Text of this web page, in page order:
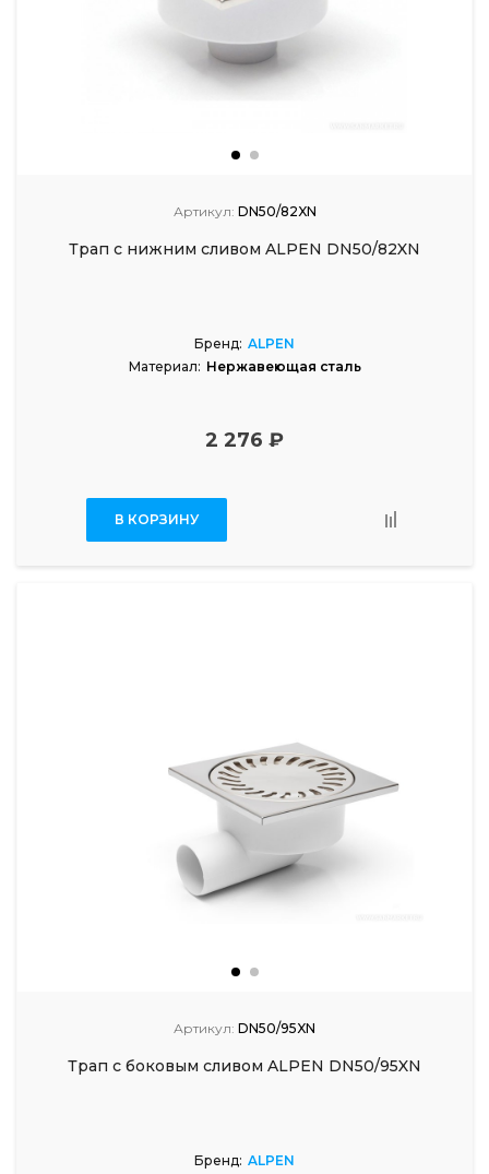
Артикул: DN50/82XN
Трап с нижним сливом ALPEN DN50/82XN
Бренд: ALPEN
Материал: Нержавеющая сталь
2 276 ₽
В КОРЗИНУ
Артикул: DN50/95XN
Трап с боковым сливом ALPEN DN50/95XN
Бренд: ALPEN